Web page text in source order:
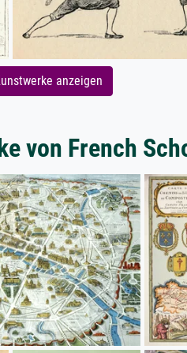
anzeigen
von French